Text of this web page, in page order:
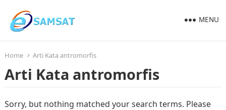
MENU
Home Arti Kata antromorfis
Arti Kata antromorfis
Sorry, but nothing matched your search terms. Please